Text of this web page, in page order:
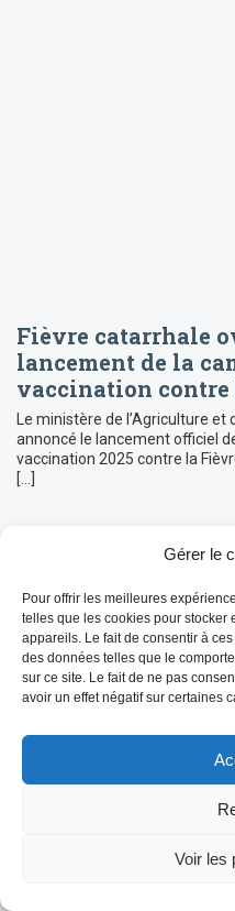
Gérer le
Pour offrir les meilleures
telles que les cookies pour stocker
appareils. Le fait de consentir à
des données telles que le
sur ce site. Le fait de ne pas
avoir un effet négatif sur certaines
Voir les
Fièvre catarrhale
lancement de la
vaccination contre
Le ministère de l’Agriculture
annoncé le lancement officiel
vaccination 2025 contre la
[…]
DNC – Point de